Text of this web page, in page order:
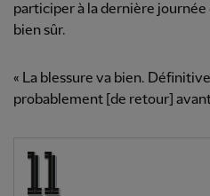
participer à la dernière
bien sûr.
« La blessure va bien.
probablement [de retour]